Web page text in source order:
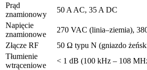
Prąd
znamionowy
50 A AC, 35 A DC
Napięcie
znamionowe
270 VAC (linia–ziemia),
Złącze RF
50 Ω typu N (gniazdo
Tłumienie
wtrąceniowe
< 1 dB (100 kHz – 108